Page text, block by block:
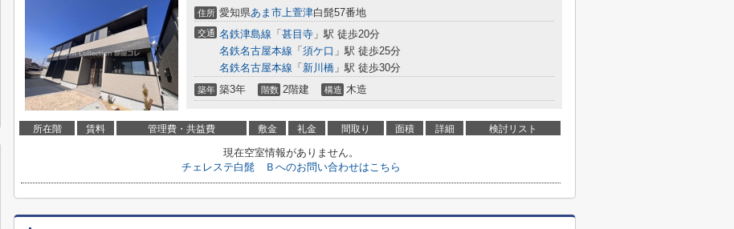
住所 愛知県あま市上萱津白髭57番地
交通 名鉄津島線 「 甚目寺 」駅 徒歩20分
名鉄名古屋本線 「 須ケ口 」駅 徒歩25分
名鉄名古屋本線 「 新川橋 」駅 徒歩30分
築年 築3年 階数 2階建 構造 木造
所在階 賃料 管理費・共益費 敷金 礼金 間取り 面積 詳細 検討リスト
現在空室情報がありません。
チェレステ白髭 Ｂへのお問い合わせはこちら